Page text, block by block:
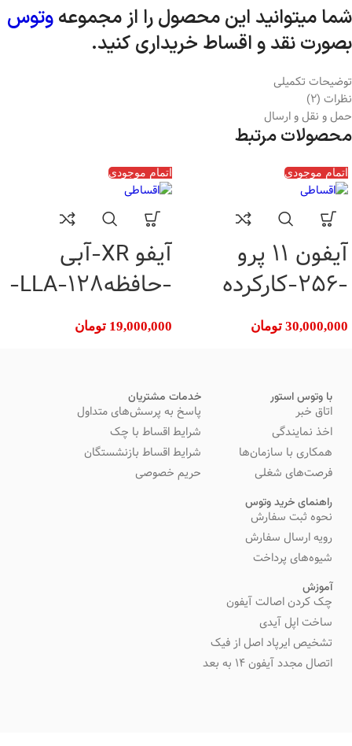
شما میتوانید این محصول را از مجموعهوتوس
بصورت نقد و اقساط خریداری کنید.
توضیحات تکمیلی
نظرات (2)
حمل و نقل و ارسال
محصولات مرتبط
اتمام موجودی
آیفون 11 پرو
-256-کارکرده
30,000,000 تومان
اتمام موجودی
آیفو XR-آبی
-حافظه128-LLA-
سلامت باتری
19,000,000 تومان
با وتوس استور
اتاق خبر
اخذ نمایندگی
همکاری با سازمان‌ها
فرصت‌های شغلی
خدمات مشتریان
پاسخ به پرسش‌های متداول
شرایط اقساط با چک
شرایط اقساط بازنشستگان
حریم خصوصی
راهنمای خرید وتوس
نحوه ثبت سفارش
رویه ارسال سفارش
شیوه‌های پرداخت
آموزش
چک کردن اصالت آیفون
ساخت اپل آیدی
تشخیص ایرپاد اصل از فیک
اتصال مجدد آیفون 14 به بعد